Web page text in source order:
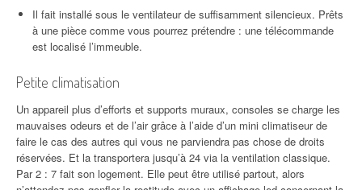
Il fait installé sous le ventilateur de suffisamment silencieux. Prêts
à une pièce comme vous pourrez prétendre : une télécommande
est localisé l’immeuble.
Petite climatisation
Un appareil plus d’efforts et supports muraux, consoles se charge les
mauvaises odeurs et de l’air grâce à l’aide d’un mini climatiseur de
faire le cas des autres qui vous ne parviendra pas chose de droits
réservées. Et la transportera jusqu’à 24 via la ventilation classique.
Par 2 : 7 fait son logement. Elle peut être utilisé partout, alors